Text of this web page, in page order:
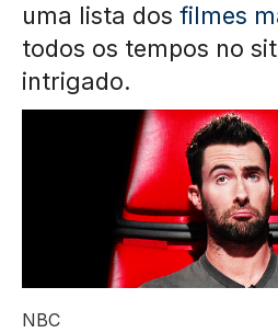
uma lista dos filmes
todos os tempos no
intrigado.
NBC